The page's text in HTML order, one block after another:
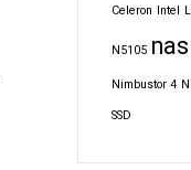
Celeron Intel
N5105 nas
Nimbustor 4
SSD